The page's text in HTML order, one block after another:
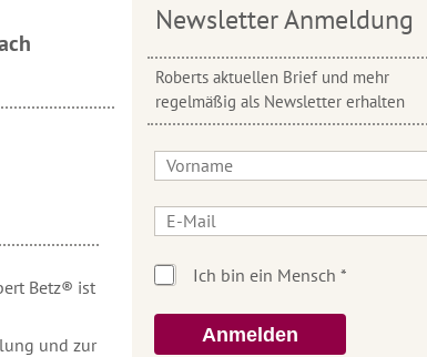
Betz® ist
und zur
Newsletter Anmeldung
Roberts aktuellen Brief und mehr
regelmäßig als Newsletter erhalten
Anmelden